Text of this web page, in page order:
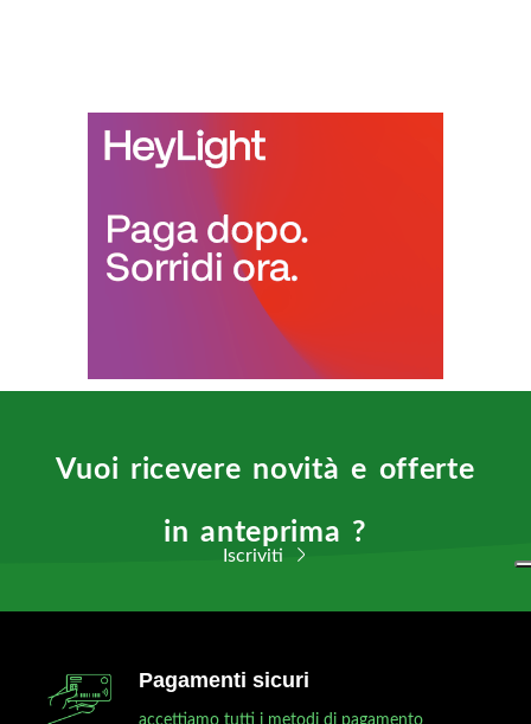
Vuoi ricevere novità e offerte
in anteprima ?
Iscriviti
Pagamenti sicuri